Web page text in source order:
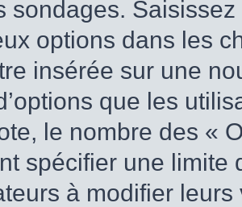
sondages.
options dans les
insérée sur une
que les
le nombre des «
spécifier une limite
à modifier leurs